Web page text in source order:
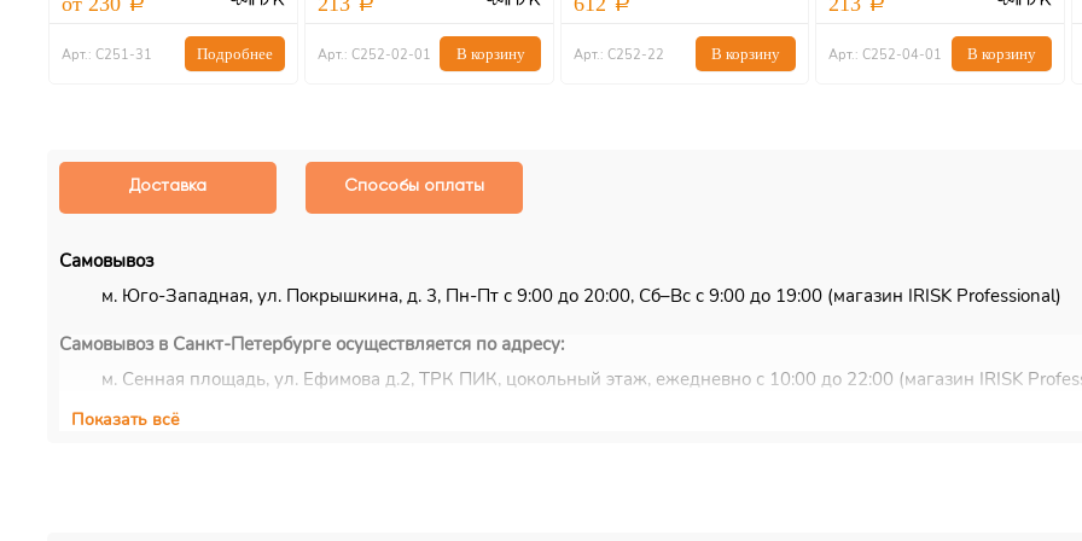
Арт.: С251-31 Подробнее Арт.: С252-02-01 В корзину Арт.: С252-22 В корзину Арт.: С252-04-01 В корзину
Доставка Способы оплаты
Самовывоз
м. Юго-Западная, ул. Покрышкина, д. 3, Пн-Пт с 9:00 до 20:00, Сб–Вс с 9:00 до 19:00 (магазин IRISK Professional)
Самовывоз в Санкт-Петербурге осуществляется по адресу:
м. Сенная площадь, ул. Ефимова д.2, ТРК ПИК, цокольный этаж, ежедневно с 10:00 до 22:00 (магазин IRISK
Курьерская доставка
Показать всё